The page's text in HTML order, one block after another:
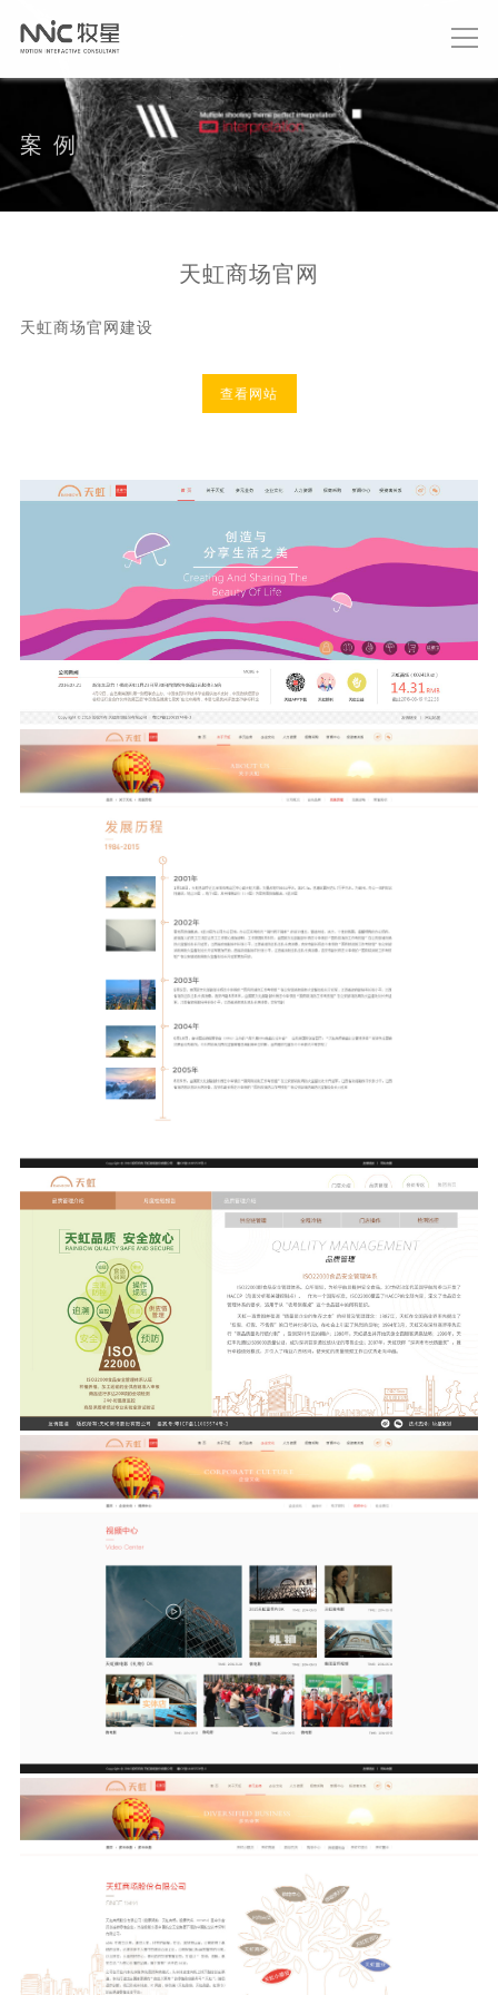
案 例
天虹商场官网
天虹商场官网建设
查看网站